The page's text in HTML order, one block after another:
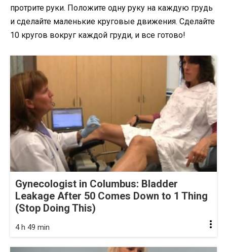
протрите руки. Положите одну руку на каждую грудь
и сделайте маленькие круговые движения. Сделайте
10 кругов вокруг каждой груди, и все готово!
Gynecologist in Columbus: Bladder
Leakage After 50 Comes Down to 1 Thing
(Stop Doing This)
4 h 49 min